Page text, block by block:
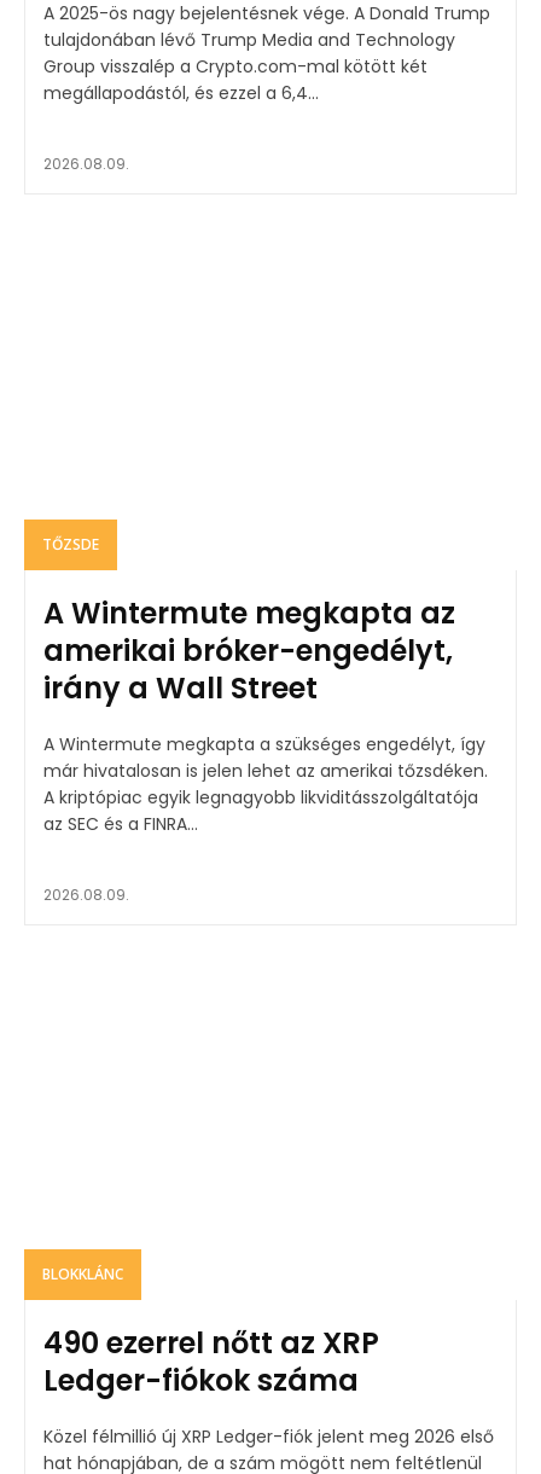
A 2025-ös nagy bejelentésnek vége. A Donald Trump
tulajdonában lévő Trump Media and Technology
Group visszalép a Crypto.com-mal kötött két
megállapodástól, és ezzel a 6,4...
2026.08.09.
TŐZSDE
A Wintermute megkapta az
amerikai bróker-engedélyt,
irány a Wall Street
A Wintermute megkapta a szükséges engedélyt, így
már hivatalosan is jelen lehet az amerikai tőzsdéken.
A kriptópiac egyik legnagyobb likviditásszolgáltatója
az SEC és a FINRA...
2026.08.09.
BLOKKLÁNC
490 ezerrel nőtt az XRP
Ledger-fiókok száma
Közel félmillió új XRP Ledger-fiók jelent meg 2026 első
hat hónapjában, de a szám mögött nem feltétlenül